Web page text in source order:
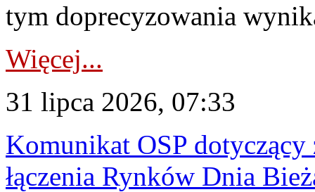
tym doprecyzowania
Więcej...
31 lipca 2026, 07:33
Komunikat OSP dotyczący
łączenia Rynków Dnia